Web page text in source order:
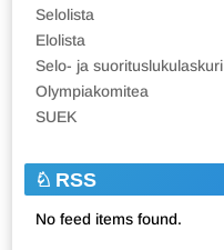
Selolista
Elolista
Selo- ja suorituslukulaskuri
Olympiakomitea
SUEK
RSS
No feed items found.